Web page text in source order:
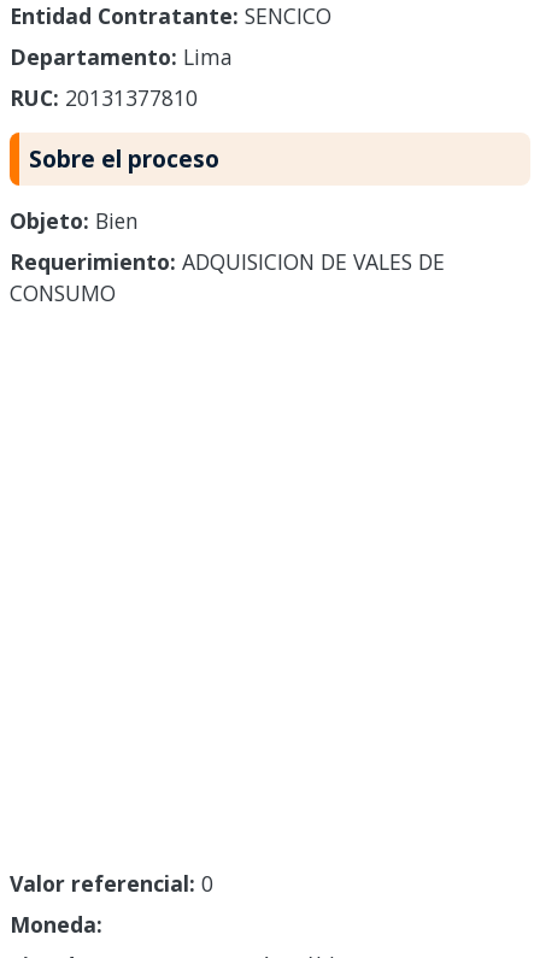
Entidad Contratante: SENCICO
Departamento: Lima
RUC: 20131377810
Sobre el proceso
Objeto: Bien
Requerimiento: ADQUISICION DE VALES DE
CONSUMO
Valor referencial: 0
Moneda: